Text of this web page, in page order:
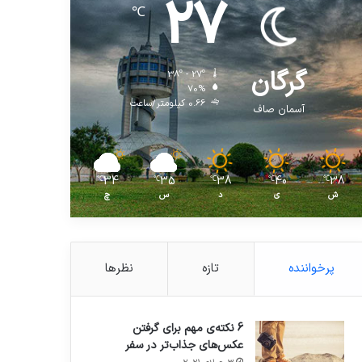
گرگان
آسمان صاف
27
℃
38º - 27º
70%
0.66 کیلومتر/ساعت
38
℃
ش
40
℃
ی
38
℃
د
35
℃
س
34
℃
چ
پرخواننده تازه نظرها
6 نکته‌ی مهم برای گرفتن
عکس‌های جذاب‌تر در سفر